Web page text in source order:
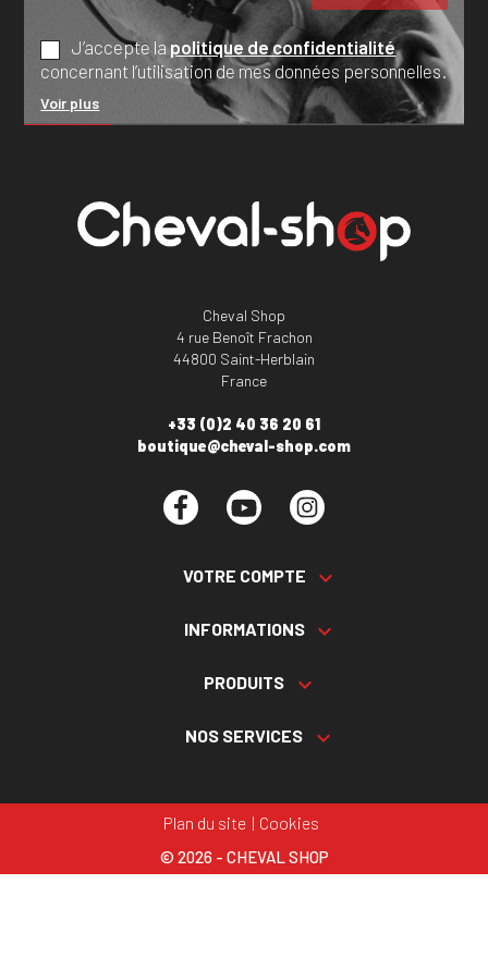
J’accepte lapolitique de confidentialité
concernant l’utilisation de mes données personnelles.
Voir plus
Cheval Shop
4 rue Benoît Frachon
44800 Saint-Herblain
France
+33 (0)2 40 36 20 61
boutique@cheval-shop.com
Facebook YouTube
VOTRE COMPTE 
INFORMATIONS 
PRODUITS 
NOS SERVICES 
Plan du site Cookies
© 2026 - CHEVAL SHOP